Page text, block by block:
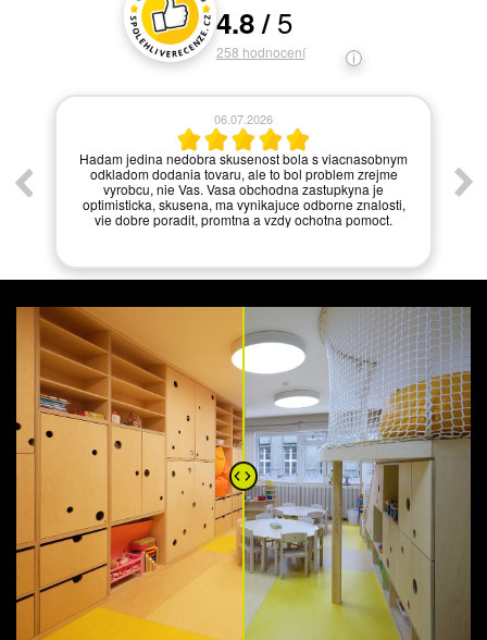
Hodnocení a recenze zákazníků
4.8/5
258 hodnocení
06.07.2026
Hadam jedina nedobra skusenost bola s viacnasobnym
odkladom dodania tovaru, ale to bol problem zrejme
vyrobcu, nie Vas. Vasa obchodna zastupkyna je
optimisticka, skusena, ma vynikajuce odborne znalosti,
vie dobre poradit, promtna a vzdy ochotna pomoct.